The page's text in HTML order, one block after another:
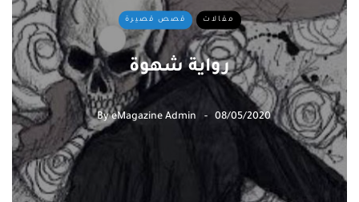
قصص قصيرة مقالات
رواية شهوة
ByeMagazine Admin 08/05/2020